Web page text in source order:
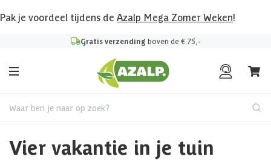
Pak je voordeel tijdens de Azalp Mega Zomer Weken!
Gratis verzending boven de € 75,-
Waar ben je naar op zoek?
Vier vakantie in je tuin